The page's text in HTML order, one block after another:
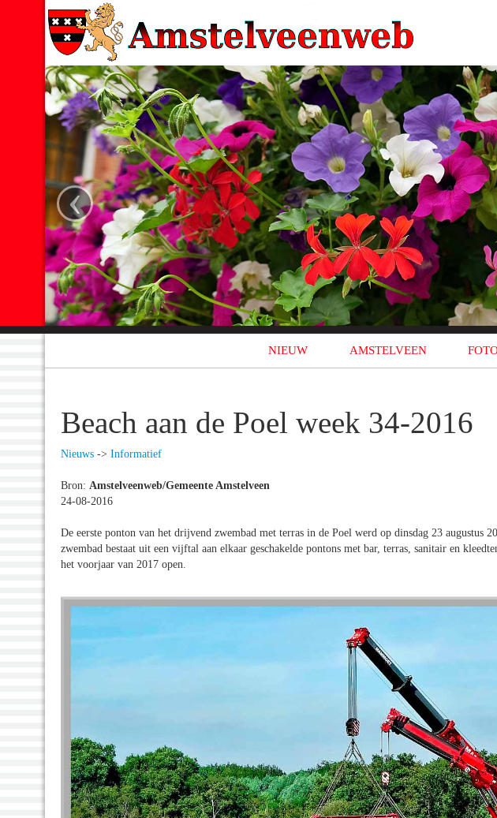
‹
NIEUW AMSTELVEEN
Beach aan de Poel week 34-2016
Nieuws -> Informatief
Bron: Amstelveenweb/Gemeente Amstelveen
24-08-2016
De eerste ponton van het drijvend zwembad met terras in de Poel werd op dinsdag 23 augustus
zwembad bestaat uit een vijftal aan elkaar geschakelde pontons met bar, terras, sanitair en
het voorjaar van 2017 open.